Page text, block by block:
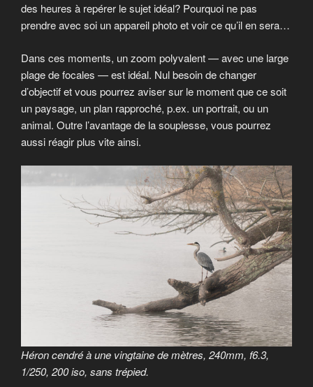
des heures à repérer le sujet idéal? Pourquoi ne pas
prendre avec soi un appareil photo et voir ce qu’il en sera…
Dans ces moments, un zoom polyvalent — avec une large
plage de focales — est idéal. Nul besoin de changer
d’objectif et vous pourrez aviser sur le moment que ce soit
un paysage, un plan rapproché, p.ex. un portrait, ou un
animal. Outre l’avantage de la souplesse, vous pourrez
aussi réagir plus vite ainsi.
Héron cendré à une vingtaine de mètres, 240mm, f6.3,
1/250, 200 iso, sans trépied.